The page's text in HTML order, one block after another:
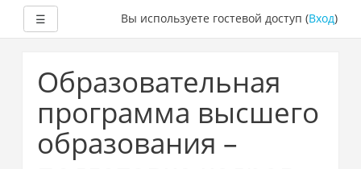
основному
☰ Вы используете гостевой доступ (Вход)
Образовательная
программа высшего
образования –